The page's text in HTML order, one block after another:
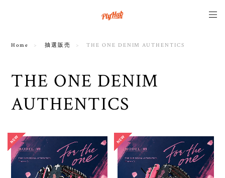
Home 抽選販売 THE ONE DENIM AUTHENTICS
THE ONE DENIM
AUTHENTICS